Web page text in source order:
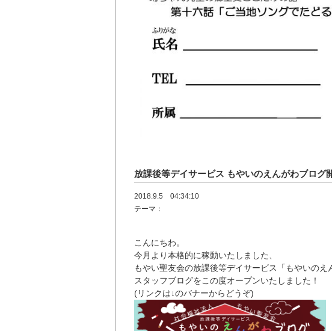
放課後等デイサービス もやいのえんがわブログ
2018.9.5 04:34:10
テーマ：
こんにちわ。
今月より本格的に稼動いたしました、
もやい聖友会の放課後等デイサービス「もやいのえ
スタッフブログをこの度オープンいたしました！
(リンクは↓のバナーからどうぞ)